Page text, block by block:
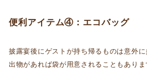
便利アイテム④：エコバッグ
披露宴後にゲストが持ち帰るものは意外
出物があれば袋が用意されることもあり